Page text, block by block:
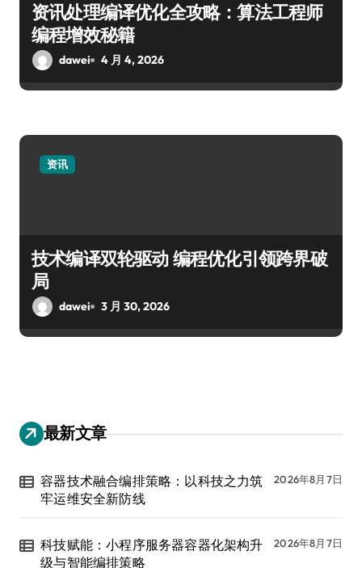
资讯处理编译优化全攻略：算法工程师
编程增效秘籍
dawei 4 月 4, 2026
资讯
技术编译双轮驱动 编程优化引领跨界破
局
dawei 3 月 30, 2026
最新文章
容器技术融合编排策略：以科技之力筑
牢运维安全新防线
2026年8月7日
科技赋能：小程序服务器容器化架构升
级与智能编排策略
2026年8月7日